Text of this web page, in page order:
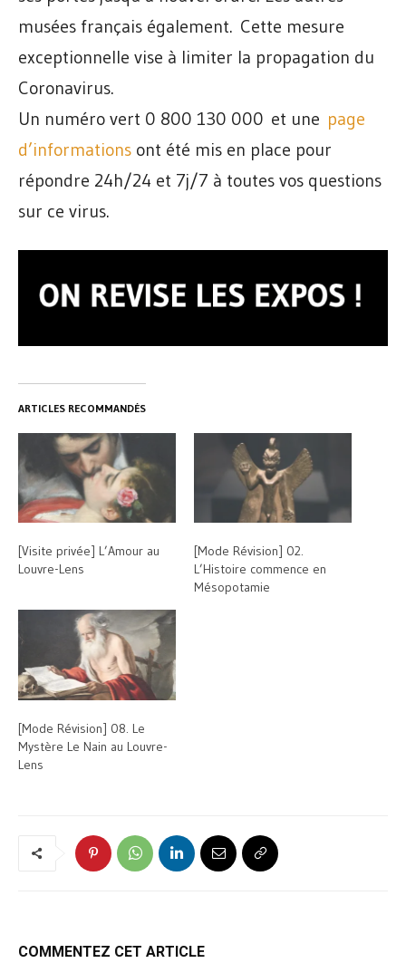
musées français également. Cette mesure
exceptionnelle vise à limiter la propagation du
Coronavirus.
Un numéro vert 0 800 130 000 et une page
d’informations ont été mis en place pour
répondre 24h/24 et 7j/7 à toutes vos questions
sur ce virus.
ARTICLES RECOMMANDÉS
[Visite privée] L’Amour au
Louvre-Lens
[Mode Révision] 02.
L’Histoire commence en
Mésopotamie
[Mode Révision] 08. Le
Mystère Le Nain au Louvre-
Lens
COMMENTEZ CET ARTICLE